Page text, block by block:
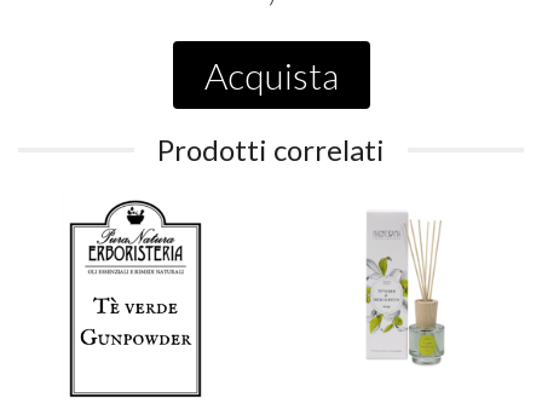
Acquista
Prodotti correlati